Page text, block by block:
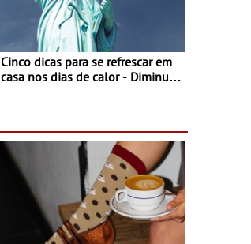
Cinco dicas para se refrescar em
casa nos dias de calor - Diminuir